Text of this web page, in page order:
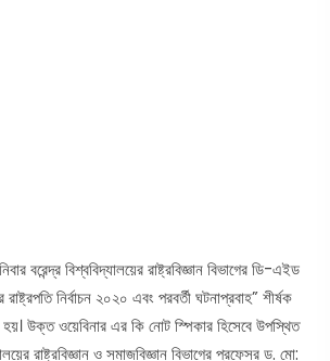
বিশ্ববিদ্যালয়ের রাষ্ট্রবিজ্ঞান বিভাগের ডি-এইড
নির্বাচন ২০২০ এবং পরবর্তী ঘটনাপ্রবাহ” শীর্ষক
উক্ত ওয়েবিনার এর কি নোট স্পিকার হিসেবে উপস্থিত
রাষ্ট্রবিজ্ঞান ও সমাজবিজ্ঞান বিভাগের প্রফেসর ড. মো: